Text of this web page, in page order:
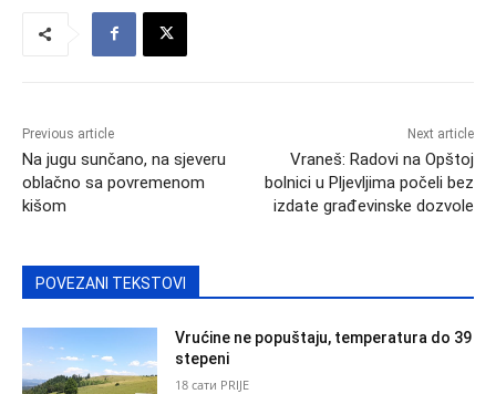
Previous article
Na jugu sunčano, na sjeveru
oblačno sa povremenom
kišom
Next article
Vraneš: Radovi na Opštoj
bolnici u Pljevljima počeli bez
izdate građevinske dozvole
POVEZANI TEKSTOVI
Vrućine ne popuštaju, temperatura do 39
stepeni
18 сати PRIJE